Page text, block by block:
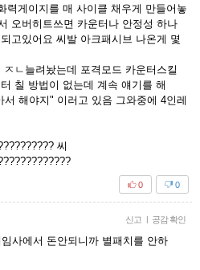
력게이지를 매 사이클 채우게 만들어놓
오버히트쓰면 카운터나 안정성 하나
고있어요 씨발 아크패시브 나온게 몇
ㄴ늘려놨는데 포격모드 카운터스킬
칠 방법이 없는데 계속 얘기를 해
해야지" 이러고 있음 그와중에 4인레
씨
0
0
신고 | 공감 확인
사에서 돈안되니까 별패치를 안하